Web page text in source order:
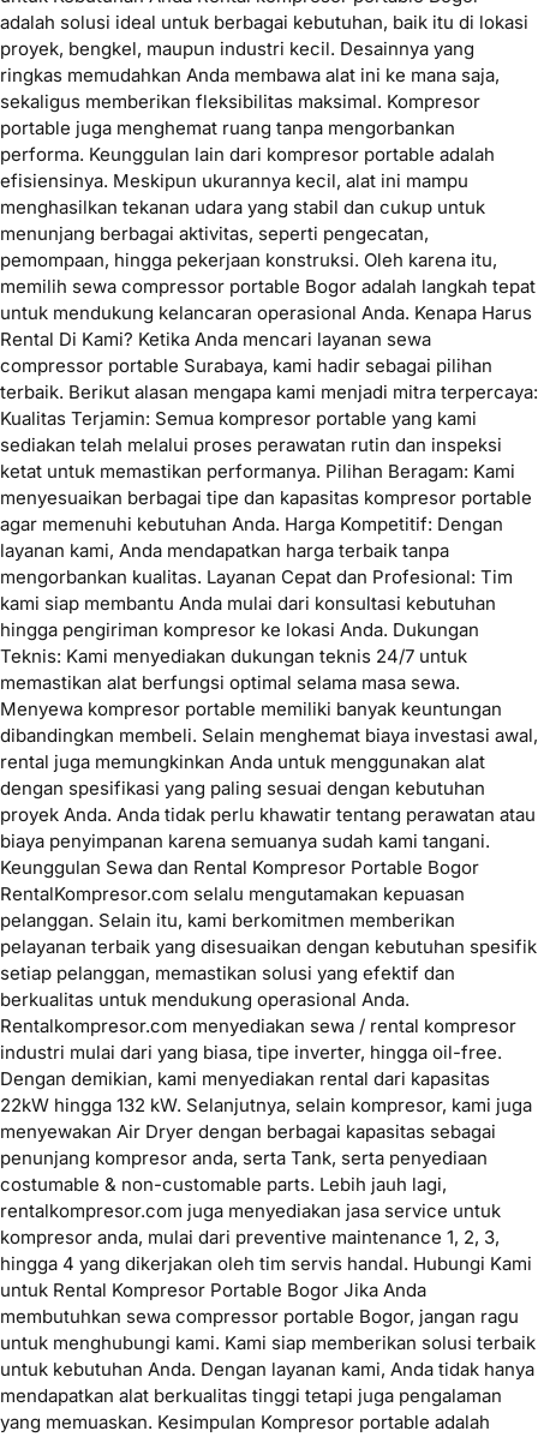
adalah solusi ideal untuk berbagai kebutuhan, baik itu di lokasi
proyek, bengkel, maupun industri kecil. Desainnya yang
ringkas memudahkan Anda membawa alat ini ke mana saja,
sekaligus memberikan fleksibilitas maksimal. Kompresor
portable juga menghemat ruang tanpa mengorbankan
performa. Keunggulan lain dari kompresor portable adalah
efisiensinya. Meskipun ukurannya kecil, alat ini mampu
menghasilkan tekanan udara yang stabil dan cukup untuk
menunjang berbagai aktivitas, seperti pengecatan,
pemompaan, hingga pekerjaan konstruksi. Oleh karena itu,
memilih sewa compressor portable Bogor adalah langkah tepat
untuk mendukung kelancaran operasional Anda. Kenapa Harus
Rental Di Kami? Ketika Anda mencari layanan sewa
compressor portable Surabaya, kami hadir sebagai pilihan
terbaik. Berikut alasan mengapa kami menjadi mitra terpercaya:
Kualitas Terjamin: Semua kompresor portable yang kami
sediakan telah melalui proses perawatan rutin dan inspeksi
ketat untuk memastikan performanya. Pilihan Beragam: Kami
menyesuaikan berbagai tipe dan kapasitas kompresor portable
agar memenuhi kebutuhan Anda. Harga Kompetitif: Dengan
layanan kami, Anda mendapatkan harga terbaik tanpa
mengorbankan kualitas. Layanan Cepat dan Profesional: Tim
kami siap membantu Anda mulai dari konsultasi kebutuhan
hingga pengiriman kompresor ke lokasi Anda. Dukungan
Teknis: Kami menyediakan dukungan teknis 24/7 untuk
memastikan alat berfungsi optimal selama masa sewa.
Menyewa kompresor portable memiliki banyak keuntungan
dibandingkan membeli. Selain menghemat biaya investasi awal,
rental juga memungkinkan Anda untuk menggunakan alat
dengan spesifikasi yang paling sesuai dengan kebutuhan
proyek Anda. Anda tidak perlu khawatir tentang perawatan atau
biaya penyimpanan karena semuanya sudah kami tangani.
Keunggulan Sewa dan Rental Kompresor Portable Bogor
RentalKompresor.com selalu mengutamakan kepuasan
pelanggan. Selain itu, kami berkomitmen memberikan
pelayanan terbaik yang disesuaikan dengan kebutuhan spesifik
setiap pelanggan, memastikan solusi yang efektif dan
berkualitas untuk mendukung operasional Anda.
Rentalkompresor.com menyediakan sewa / rental kompresor
industri mulai dari yang biasa, tipe inverter, hingga oil-free.
Dengan demikian, kami menyediakan rental dari kapasitas
22kW hingga 132 kW. Selanjutnya, selain kompresor, kami juga
menyewakan Air Dryer dengan berbagai kapasitas sebagai
penunjang kompresor anda, serta Tank, serta penyediaan
costumable & non-customable parts. Lebih jauh lagi,
rentalkompresor.com juga menyediakan jasa service untuk
kompresor anda, mulai dari preventive maintenance 1, 2, 3,
hingga 4 yang dikerjakan oleh tim servis handal. Hubungi Kami
untuk Rental Kompresor Portable Bogor Jika Anda
membutuhkan sewa compressor portable Bogor, jangan ragu
untuk menghubungi kami. Kami siap memberikan solusi terbaik
untuk kebutuhan Anda. Dengan layanan kami, Anda tidak hanya
mendapatkan alat berkualitas tinggi tetapi juga pengalaman
yang memuaskan. Kesimpulan Kompresor portable adalah